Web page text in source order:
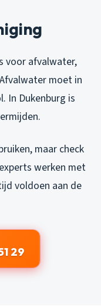
voor afvalwater,
moet in
In Dukenburg is
maar check
werken met
voldoen aan de
29